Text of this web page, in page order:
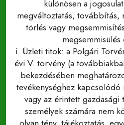
különösen a
megváltoztatás, továbbítás,
törlés vagy
megsemmisülés
i. Üzleti titok: a Polgári
évi V. törvény (a
bekezdésében
tevékenységhez
vagy az érintett gazdasági
személyek számára nem